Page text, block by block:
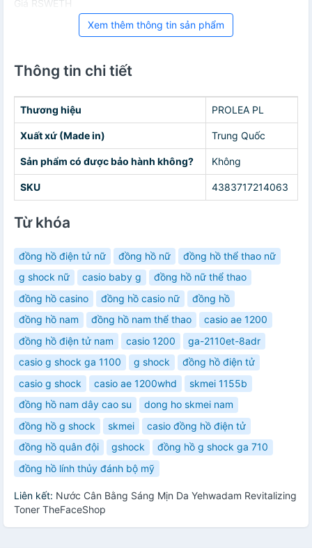
Giá RSWETH
Xem thêm thông tin sản phẩm
Thông tin chi tiết
Thương hiệu PROLEA PL
Xuất xứ (Made in) Trung Quốc
Sản phẩm có được bảo hành không? Không
SKU 4383717214063
Từ khóa
đồng hồ điện tử nữ đồng hồ nữ
đồng hồ thể thao nữ
g shock nữ
casio baby g
đồng hồ nữ thể thao
đồng hồ casino
đồng hồ casio nữ
đồng hồ
đồng hồ nam
đồng hồ nam thể thao
casio ae 1200
đồng hồ điện tử nam
casio 1200
ga-2110et-8adr
casio g shock ga 1100
g shock
đồng hồ điện tử
casio g shock
casio ae 1200whd
skmei 1155b
đồng hồ nam dây cao su
dong ho skmei nam
đồng hồ g shock
skmei
casio đồng hồ điện tử
đồng hồ quân đội
gshock
đồng hồ g shock ga 710
đồng hồ lính thủy đánh bộ mỹ
Liên kết: Nước Cân Bằng Sáng Mịn Da Yehwadam Revitalizing
Toner TheFaceShop